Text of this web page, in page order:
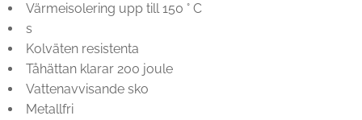
Värmeisolering upp till 150 ° C
s
Kolväten resistenta
Tåhättan klarar 200 joule
Vattenavvisande sko
Metallfri